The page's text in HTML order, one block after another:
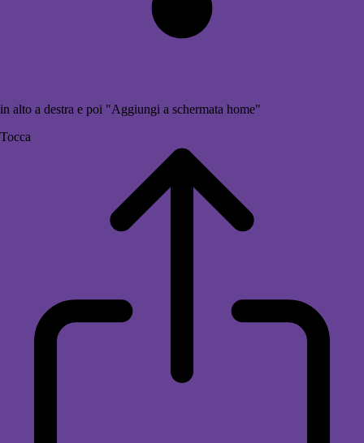
in alto a destra e poi "Aggiungi a schermata home"
Tocca